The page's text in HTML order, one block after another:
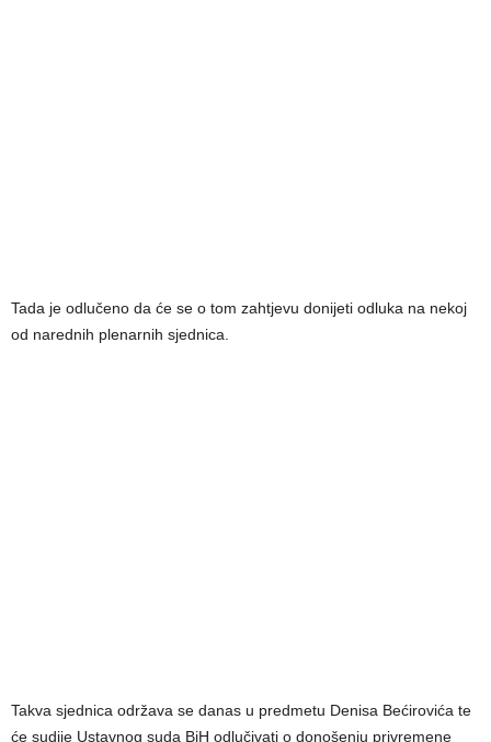
Tada je odlučeno da će se o tom zahtjevu donijeti odluka na nekoj
od narednih plenarnih sjednica.
Takva sjednica održava se danas u predmetu Denisa Bećirovića te
će sudije Ustavnog suda BiH odlučivati o donošenju privremene